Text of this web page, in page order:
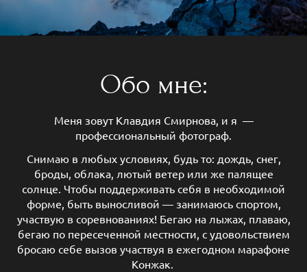
Обо мне:
Меня зовут Клавдия Смирнова, и я —
профессиональный фотограф.
Снимаю в любых условиях, будь то: дождь, снег,
броды, облака, лютый ветер или же палящее
солнце. Чтобы поддерживать себя в необходимой
форме, быть выносливой — занимаюсь спортом,
участвую в соревнованиях! Бегаю на лыжах, плаваю,
бегаю по пересеченной местности, с удовольствием
бросаю себе вызов участвуя в ежегодном марафоне
Конжак.